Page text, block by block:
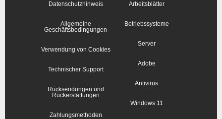
Datenschutzhinweis
Allgemeine
Geschäftsbedingungen
Verwendung von Cookies
Technischer Support
Rücksendungen und
Rückerstattungen
Zahlungsmethoden
Arbeitsblätter
Betriebssysteme
Server
Adobe
Antivirus
Windows 11